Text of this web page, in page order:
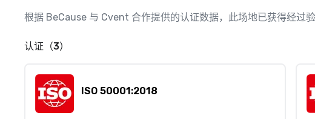
根据 BeCause 与 Cvent 合作提供的认证数据，此场地已获得经过验
认证（3）
ISO 50001:2018